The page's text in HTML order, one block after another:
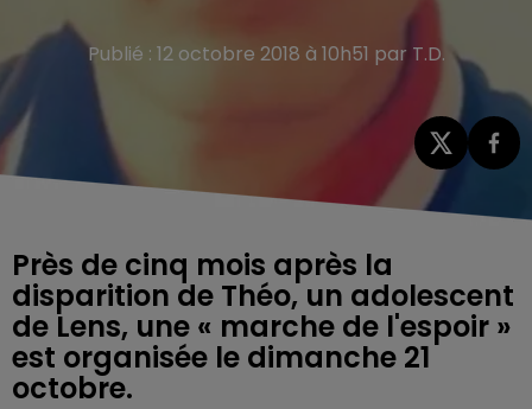
Publié : 12 octobre 2018 à 10h51 par T.D.
Près de cinq mois après la
disparition de Théo, un adolescent
de Lens, une « marche de l'espoir »
est organisée le dimanche 21
octobre.